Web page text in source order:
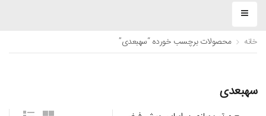
خانه محصولات برچسب خورده “سهبعدی”
سهبعدی